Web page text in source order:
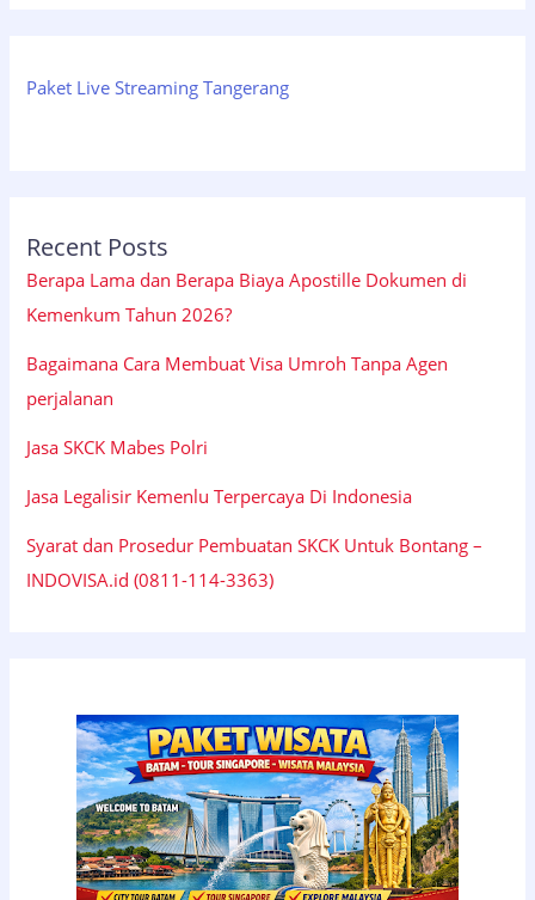
Paket Live Streaming Tangerang
Recent Posts
Berapa Lama dan Berapa Biaya Apostille Dokumen di
Kemenkum Tahun 2026?
Bagaimana Cara Membuat Visa Umroh Tanpa Agen
perjalanan
Jasa SKCK Mabes Polri
Jasa Legalisir Kemenlu Terpercaya Di Indonesia
Syarat dan Prosedur Pembuatan SKCK Untuk Bontang –
INDOVISA.id (0811-114-3363)